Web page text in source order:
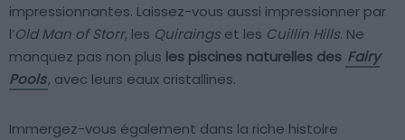
impressionnantes. Laissez-vous aussi impressionner par
l’Old Man of Storr, les Quiraings et les Cuillin Hills. Ne
manquez pas non plus les piscines naturelles des Fairy
Pools, avec leurs eaux cristallines.
Immergez-vous également dans la riche histoire